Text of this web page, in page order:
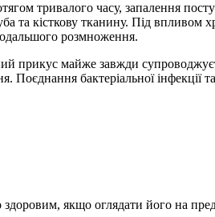
тривалого часу, запалення
та кісткову тканину. Під
розмноження.
прикус майже завжди
Поєднання бактеріальної
якщо оглядати його на